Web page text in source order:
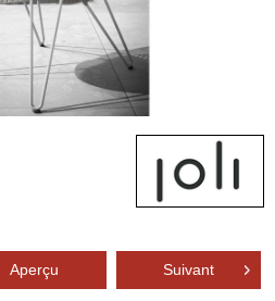
Aperçu Suivant